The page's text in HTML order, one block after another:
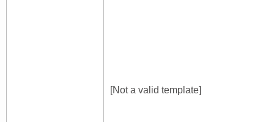
[Not a valid template]